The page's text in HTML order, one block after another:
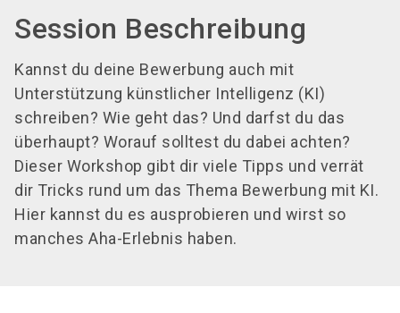
Session Beschreibung
Kannst du deine Bewerbung auch mit
Unterstützung künstlicher Intelligenz (KI)
schreiben? Wie geht das? Und darfst du das
überhaupt? Worauf solltest du dabei achten?
Dieser Workshop gibt dir viele Tipps und verrät
dir Tricks rund um das Thema Bewerbung mit KI.
Hier kannst du es ausprobieren und wirst so
manches Aha-Erlebnis haben.